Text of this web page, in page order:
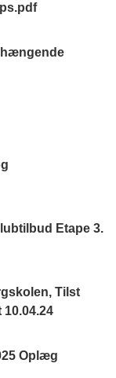
Etape 3.
Tilst
Oplæg